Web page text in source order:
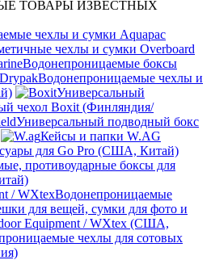
ТОВАРЫ ИЗВЕСТНЫХ
чехлы и сумки Aquapac
чехлы и сумки Overboard
Водонепроницаемые боксы
Водонепроницаемые чехлы и
Универсальный
чехол Boxit (Финляндия/
Универсальный подводный бокс
Кейсы и папки W.AG
для Go Pro (США, Китай)
противоударные боксы для
Водонепроницаемые
для вещей, сумки для фото и
Equipment / WXtex (США,
чехлы для сотовых